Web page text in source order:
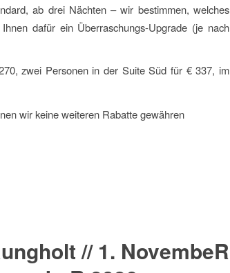
ab drei Nächten – wir bestimmen, welches
dafür ein Überraschungs-Upgrade (je nach
zwei Personen in der Suite Süd für € 337, im
wir keine weiteren Rabatte gewähren
// 1. NovembeR